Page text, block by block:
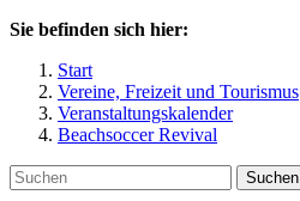
Sie befinden sich hier:
Start
Vereine, Freizeit und Tourismus
Veranstaltungskalender
Beachsoccer Revival
Suchen